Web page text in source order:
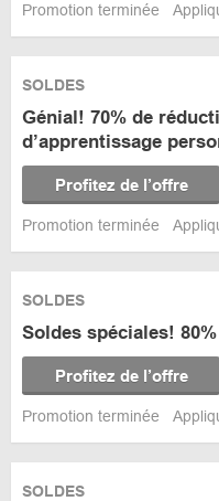
Promotion terminée
SOLDES
Génial! 70% de
d’apprentissage
Profitez de l’offre
Promotion terminée
SOLDES
Soldes spéciales!
Profitez de l’offre
Promotion terminée
SOLDES